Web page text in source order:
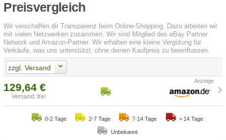
Preisvergleich
Wir verschaffen dir Transparenz beim Online-Shopping. Dazu arbeiten wir
mit vielen Netzwerken zusammen. Wir sind Mitglied des eBay Partner
Network und Amazon-Partner. Wir erhalten eine kleine Vergütung für
Verkäufe, was uns unterstützt, ohne deinen Kaufpreis zu beeinflussen.
zzgl. Versand
129,64 €
Versand: frei
0-2 Tage 2-7 Tage 7-14 Tage > 14 Tage
Unbekannt